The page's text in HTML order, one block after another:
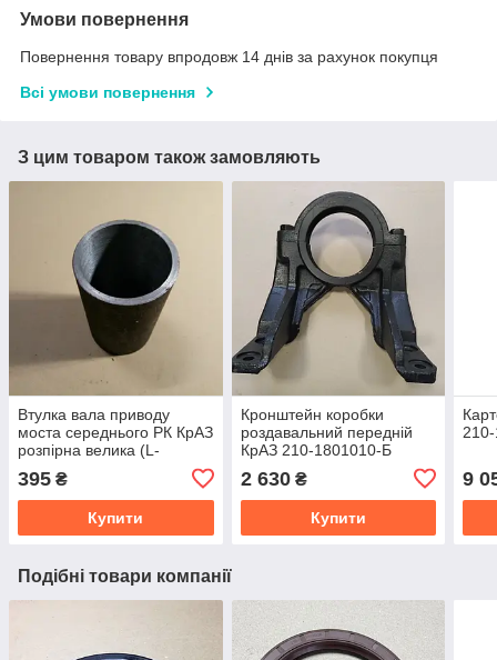
Умови повернення
Повернення товару впродовж 14 днів за рахунок покупця
Всі умови повернення
З цим товаром також замовляють
Втулка вала приводу
моста середнього РК КрАЗ
розпірна велика (L-
1802181
395 ₴
Купити
Кронштейн коробки
роздавальний передній
КрАЗ 210-1801010-Б
2 630₴
Купити
9
Подібні товари компанії